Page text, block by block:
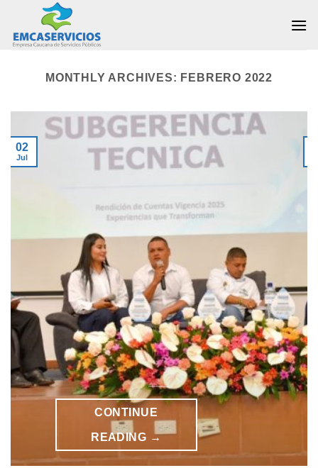
content
MONTHLY ARCHIVES: FEBRERO 2022
CONTINUE
READING →
02
Jul